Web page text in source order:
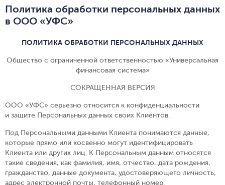
Политика обработки персональных данных
в ООО «УФС»
ПОЛИТИКА ОБРАБОТКИ ПЕРСОНАЛЬНЫХ ДАННЫХ
Общество с ограниченной ответственностью «Универсальная
финансовая система»
СОКРАЩЕННАЯ ВЕРСИЯ
ООО «УФС» серьезно относится к конфиденциальности
и защите Персональных данных своих Клиентов.
Под Персональными данными Клиента понимаются данные,
которые прямо или косвенно могут идентифицировать
Клиента или других лиц. К Персональным данным относятся
такие сведения, как фамилия, имя, отчество, дата рождения,
гражданство, данные документа, удостоверяющего личность,
адрес электронной почты, телефонный номер.